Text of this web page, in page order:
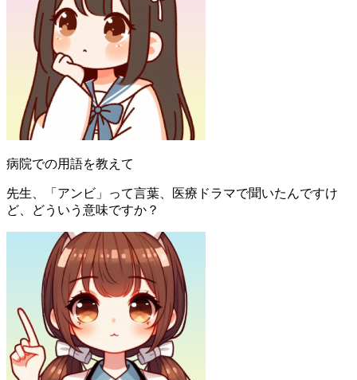
病院での用語を教えて
先生、「アンビ」って言葉、医療ドラマで聞いたんですけ
ど、どういう意味ですか？